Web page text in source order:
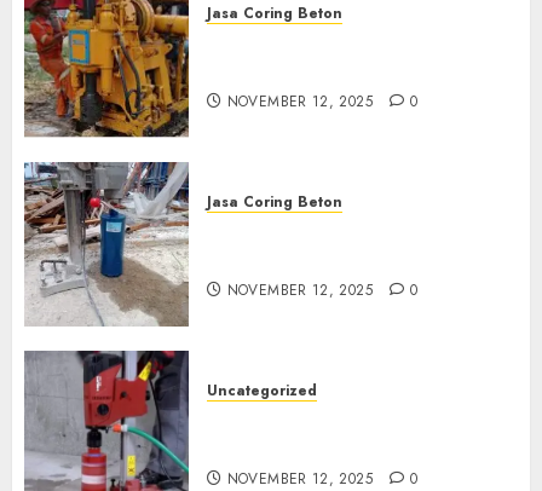
Jasa Coring Beton
NOVEMBER 12, 2025 0
Jasa Coring Beton
NOVEMBER 12, 2025 0
Uncategorized
NOVEMBER 12, 2025 0